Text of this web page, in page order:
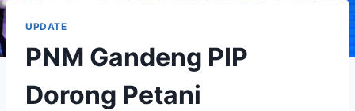
UPDATE
PNM Gandeng PIP
Dorong Petani